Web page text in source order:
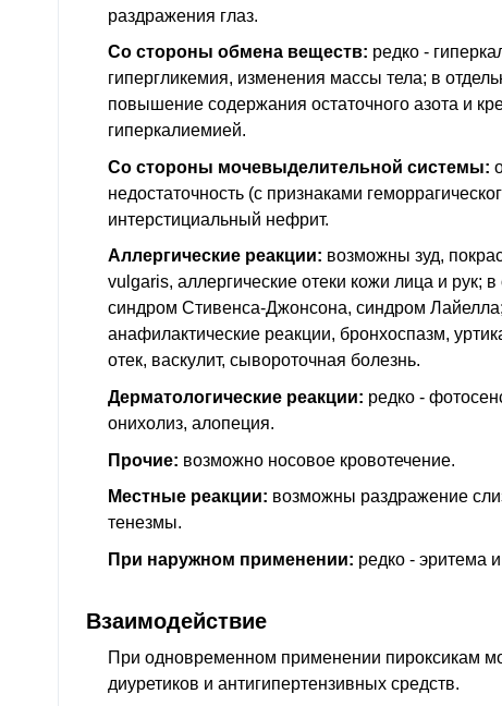
раздражения глаз.
Со стороны обмена веществ: редко -
гипергликемия, изменения массы тела; в
повышение содержания остаточного азота и
гиперкалиемией.
Со стороны мочевыделительной системы:
недостаточность (с признаками
интерстициальный нефрит.
Аллергические реакции: возможны зуд,
vulgaris, аллергические отеки кожи лица и рук;
синдром Стивенса-Джонсона, синдром
анафилактические реакции, бронхоспазм,
отек, васкулит, сывороточная болезнь.
Дерматологические реакции: редко -
онихолиз, алопеция.
Прочие: возможно носовое кровотечение.
Местные реакции: возможны раздражение
тенезмы.
При наружном применении: редко - эритема
Взаимодействие
При одновременном применении пироксикам
диуретиков и антигипертензивных средств.